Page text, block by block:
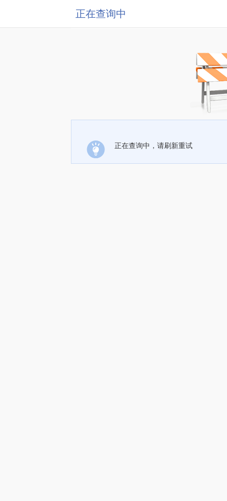
正在查询中
正在查询中，请刷新重试